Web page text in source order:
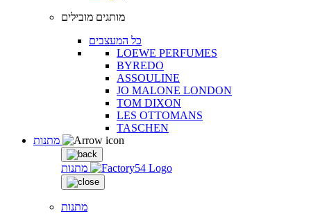
מותגים מובילים
כל המעצבים
LOEWE PERFUMES
BYREDO
ASSOULINE
JO MALONE LONDON
TOM DIXON
LES OTTOMANS
TASCHEN
מתנות
מתנות